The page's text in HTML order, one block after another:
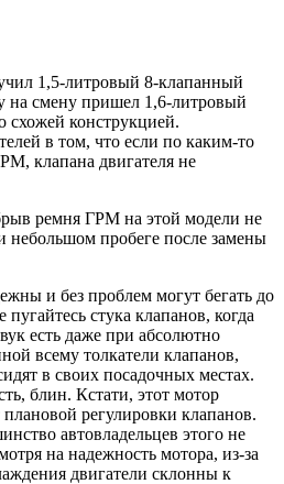
1,5-литровый 8-клапанный
на смену пришел 1,6-литровый
схожей конструкцией.
в том, что если по каким-то
клапана двигателя не
ремня ГРМ на этой модели не
небольшом пробеге после замены
и без проблем могут бегать до
стука клапанов, когда
есть даже при абсолютно
всему толкатели клапанов,
в своих посадочных местах.
блин. Кстати, этот мотор
регулировки клапанов.
автовладельцев этого не
на надежность мотора, из-за
двигатели склонны к